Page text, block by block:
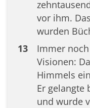
vor ihm.
wurden
13
Immer
Visionen:
Himmels
Er gelangte
und wurde